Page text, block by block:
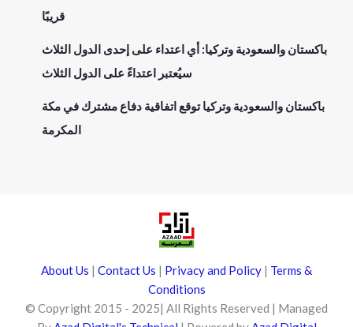
قريبًا
باكستان والسعودية وتركيا: أي اعتداء على إحدى الدول الثلاث
سيُعتبر اعتداءً على الدول الثلاث
باكستان والسعودية وتركيا توقع اتفاقية دفاع مشترك في مكة
المكرمة
About Us | Contact Us | Privacy and Policy | Terms &
Conditions
© Copyright 2015 - 2025| All Rights Reserved | Managed